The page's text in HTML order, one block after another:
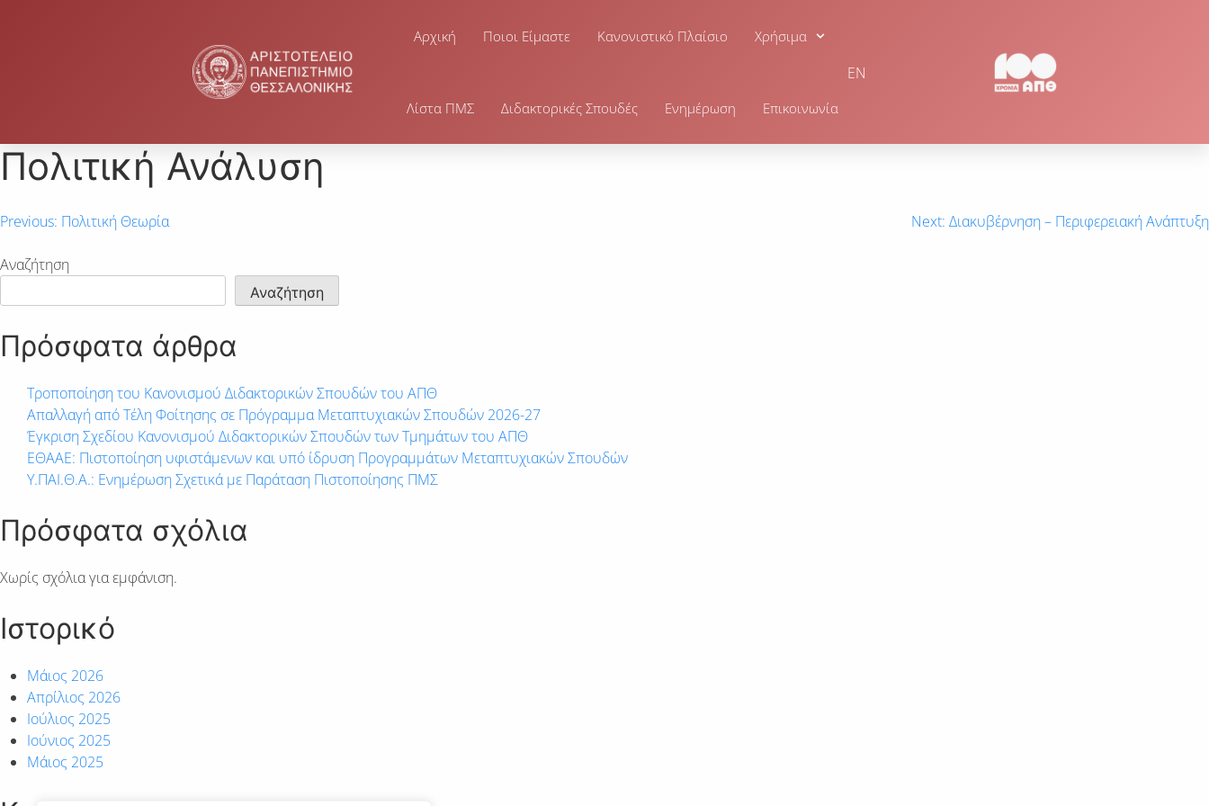
Αρχική Ποιοι Είμαστε Κανονιστικό Πλαίσιο Χρήσιμα
Λίστα ΠΜΣ Διδακτορικές Σπουδές Ενημέρωση Επικοινωνία
EN
Πολιτική Ανάλυση
Previous: Πολιτική Θεωρία Next: Διακυβέρνηση – Περιφερειακή Ανάπτυξη
Αναζήτηση
Αναζήτηση
Πρόσφατα άρθρα
Τροποποίηση του Κανονισμού Διδακτορικών Σπουδών του ΑΠΘ
Απαλλαγή από Τέλη Φοίτησης σε Πρόγραμμα Μεταπτυχιακών Σπουδών 2026-27
Έγκριση Σχεδίου Κανονισμού Διδακτορικών Σπουδών των Τμημάτων του ΑΠΘ
ΕΘΑΑΕ: Πιστοποίηση υφιστάμενων και υπό ίδρυση Προγραμμάτων Μεταπτυχιακών Σπουδών
Υ.ΠΑΙ.Θ.Α.: Ενημέρωση Σχετικά με Παράταση Πιστοποίησης ΠΜΣ
Πρόσφατα σχόλια
Χωρίς σχόλια για εμφάνιση.
Ιστορικό
Μάιος 2026
Απρίλιος 2026
Ιούλιος 2025
Ιούνιος 2025
Μάιος 2025